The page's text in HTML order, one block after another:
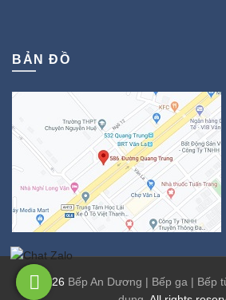
BẢN ĐỒ
© 2026 Bếp An Dương | Bếp ga | Bếp